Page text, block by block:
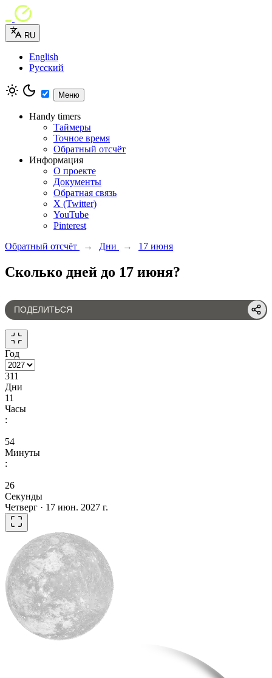
RU
English
Русский
Меню
Handy timers
Таймеры
Точное время
Обратный отсчёт
Информация
О проекте
Документы
Обратная связь
X (Twitter)
YouTube
Pinterest
Обратный отсчёт
→ Дни → 17 июня
Сколько дней до 17 июня?
ПОДЕЛИТЬСЯ
Год
311
Дни
11
Часы
:
54
Минуты
:
26
Секунды
Четверг · 17 июн. 2027 г.